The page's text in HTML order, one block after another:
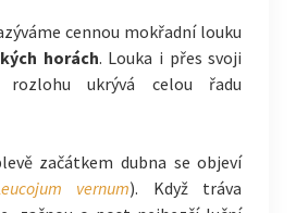
cennou mokřadní louku
horách. Louka i přes svoji
rozlohu ukrývá celou řadu
začátkem dubna se objeví
vernum). Když tráva